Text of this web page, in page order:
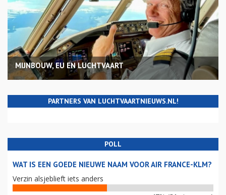
MIJNBOUW, EU EN LUCHTVAART
PARTNERS VAN LUCHTVAARTNIEUWS.NL!
POLL
WAT IS EEN GOEDE NIEUWE NAAM VOOR AIR FRANCE-KLM?
Verzin alsjeblieft iets anders